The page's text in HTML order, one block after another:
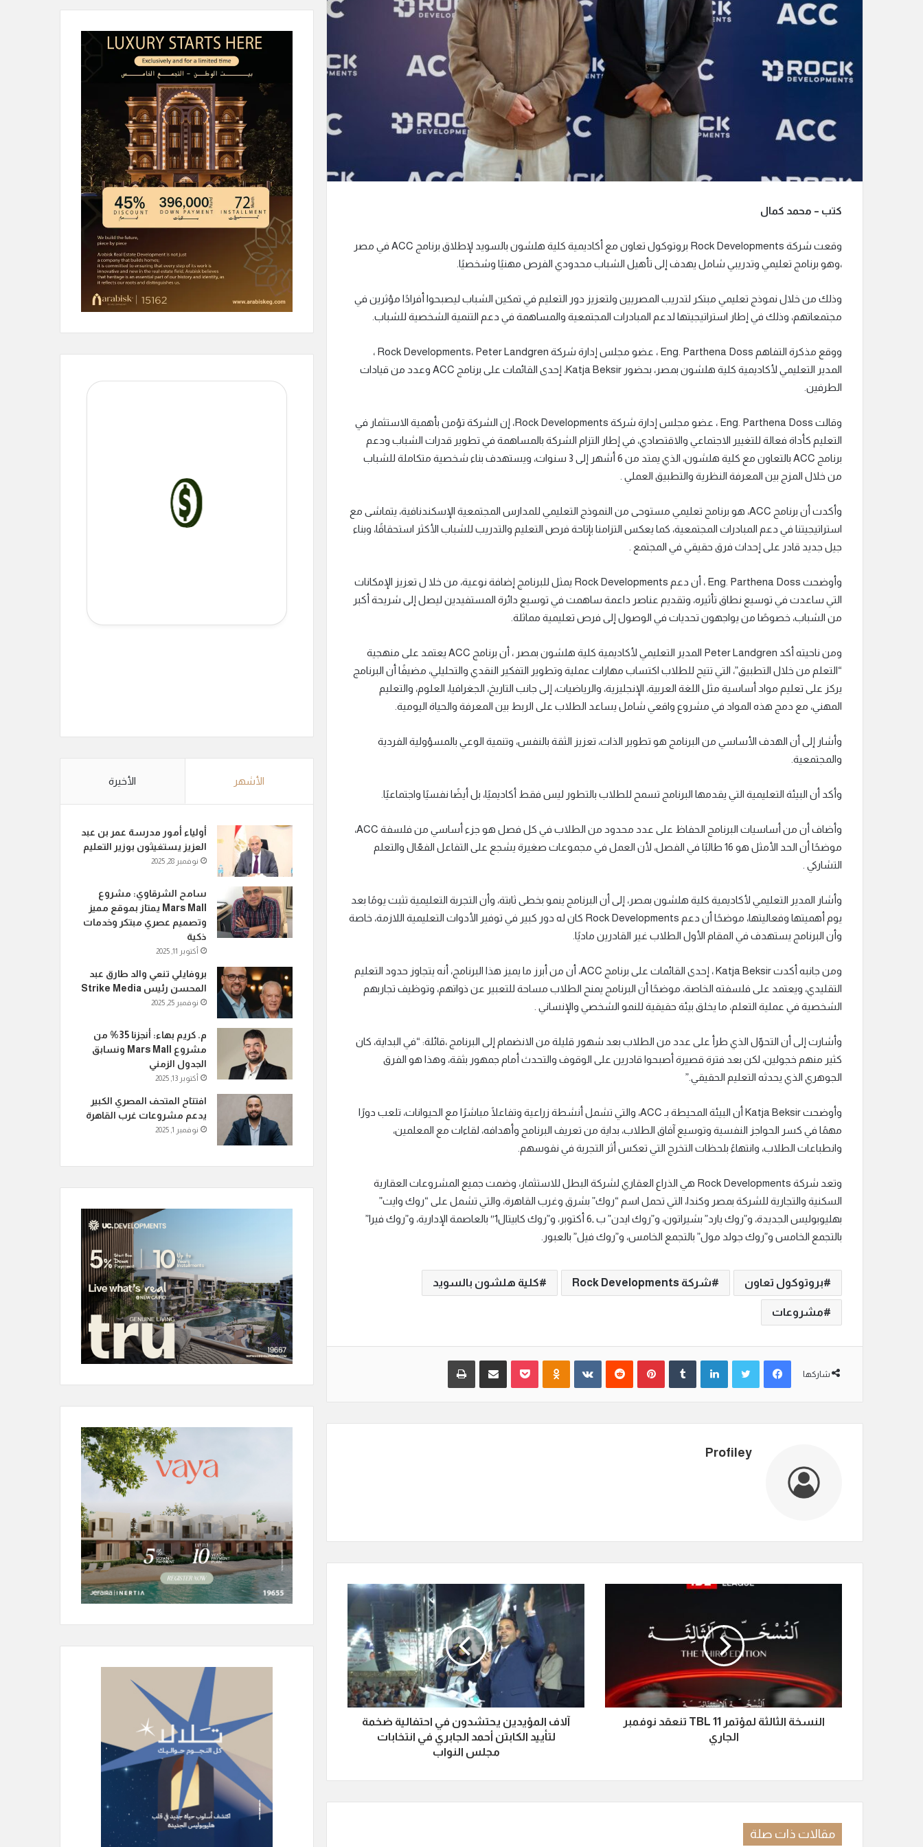
ا
كتب – محمد كمال
وقعت شركة Rock Developments بروتوكول تعاون مع أكاديمية كلية هلشون بالسويد لإطلاق برنامج ACC في مصر
،وهو برنامج تعليمي وتدريبي شامل يهدف إلى تأهيل الشباب محدودي الفرص مهنيًا وشخصيًا.
وذلك من خلال نموذج تعليمي مبتكر لتدريب المصريين ولتعزيز دور التعليم في تمكين الشباب ليصبحوا أفرادًا مؤثرين في
مجتمعاتهم، وذلك في إطار استراتيجيتها لدعم المبادرات المجتمعية والمساهمة في دعم التنمية الشخصية للشباب.
ووقع مذكرة التفاهم Eng. Parthena Doss ، عضو مجلس إدارة شركة Rock Developments، Peter Landgren ،
المدير التعليمي لأكاديمية كلية هلشون بمصر، بحضور Katja Beksir، إحدى القائمات على برنامج ACC وعدد من قيادات
الطرفين.
وقالت Eng. Parthena Doss ، عضو مجلس إدارة شركة Rock Developments، إن الشركة تؤمن بأهمية الاستثمار في
التعليم كأداة فعالة للتغيير الاجتماعي والاقتصادي، في إطار التزام الشركة بالمساهمة في تطوير قدرات الشباب ودعم
برنامج ACC بالتعاون مع كلية هلشون، الذي يمتد من 6 أشهر إلى 3 سنوات، ويستهدف بناء شخصية متكاملة للشباب
من خلال المزج بين المعرفة النظرية والتطبيق العملي .
وأكدت أن برنامج ACC، هو برنامج تعليمي مستوحى من النموذج التعليمي للمدارس المجتمعية الإسكندنافية، يتماشى مع
استراتيجيتنا في دعم المبادرات المجتمعية، كما يعكس التزامنا بإتاحة فرص التعليم والتدريب للشباب الأكثر استحقاقًا، وبناء
جيل جديد قادر على إحداث فرق حقيقي في المجتمع .
وأوضحت Eng. Parthena Doss ، أن دعم Rock Developments يمثل للبرنامج إضافة نوعية، من خلا ل تعزيز الإمكانات
التي ساعدت في توسيع نطاق تأثيره، وتقديم عناصر داعمة ساهمت في توسيع دائرة المستفيدين ليصل إلى شريحة أكبر
من الشباب، خصوصًا من يواجهون تحديات في الوصول إلى فرص تعليمية مماثلة.
ومن ناحيته أكد Peter Landgren المدير التعليمي لأكاديمية كلية هلشون بمصر ، أن برنامج ACC يعتمد على منهجية
“التعلم من خلال التطبيق”، التي تتيح للطلاب اكتساب مهارات عملية وتطوير التفكير النقدي والتحليلي، مضيفًا أن البرنامج
يركز على تعليم مواد أساسية مثل اللغة العربية، الإنجليزية، والرياضيات، إلى جانب التاريخ، الجغرافيا، العلوم، والتعليم
المهني، مع دمج هذه المواد في مشروع واقعي شامل يساعد الطلاب على الربط بين المعرفة والحياة اليومية.
وأشار إلى أن الهدف الأساسي من البرنامج هو تطوير الذات، تعزيز الثقة بالنفس، وتنمية الوعي بالمسؤولية الفردية
والمجتمعية.
وأكد أن البيئة التعليمية التي يقدمها البرنامج تسمح للطلاب بالتطور ليس فقط أكاديميًا، بل أيضًا نفسيًا واجتماعيًا.
وأضاف أن من أساسيات البرنامج الحفاظ على عدد محدود من الطلاب في كل فصل هو جزء أساسي من فلسفة ACC،
موضحًا أن الحد الأمثل هو 16 طالبًا في الفصل، لأن العمل في مجموعات صغيرة يشجع على التفاعل الفعّال والتعلم
التشاركي .
وأشار المدير التعليمي لأكاديمية كلية هلشون بمصر، إلى أن البرنامج ينمو بخطى ثابتة، وأن التجربة التعليمية تثبت يومًا بعد
يوم أهميتها وفعاليتها، موضحًا أن دعم Rock Developments كان له دور كبير في توفير الأدوات التعليمية اللازمة، خاصة
وأن البرنامج يستهدف في المقام الأول الطلاب غير القادرين ماديًا.
ومن جانبه أكدت Katja Beksir ، إحدى القائمات على برنامج ACC، أن من أبرز ما يميز هذا البرنامج، أنه يتجاوز حدود التعليم
التقليدي، ويعتمد على فلسفته الخاصة، موضحًا أن البرنامج يمنح الطلاب مساحة للتعبير عن ذواتهم، وتوظيف تجاربهم
الشخصية في عملية التعلم، ما يخلق بيئة حقيقية للنمو الشخصي والإنساني .
وأشارت إلى أن التحوّل الذي طرأ على عدد من الطلاب بعد شهور قليلة من الانضمام إلى البرنامج ،قائلة: “في البداية، كان
كثير منهم خجولين، لكن بعد فترة قصيرة أصبحوا قادرين على الوقوف والتحدث أمام جمهور بثقة، وهذا هو الفرق
الجوهري الذي يحدثه التعليم الحقيقي.”
وأوضحت Katja Beksir أن البيئة المحيطة بـ ACC، والتي تشمل أنشطة زراعية وتفاعلًا مباشرًا مع الحيوانات، تلعب دورًا
مهمًا في كسر الحواجز النفسية وتوسيع آفاق الطلاب، بداية من تعريف البرنامج وأهدافه، لقاءات مع المعلمين،
وانطباعات الطلاب، وانتهاءً بلحظات التخرج التي تعكس أثر التجربة في نفوسهم.
وتعد شركة Rock Developments هي الذراع العقاري لشركة البطل للاستثمار، وضمت جميع المشروعات العقارية
السكنية والتجارية للشركة بمصر وكندا، التي تحمل اسم “روك” بشرق وغرب القاهرة، والتي تشمل على “روك وايت”
بهليوبوليس الجديدة، و”روك يارد” بشيراتون، و”روك ايدن” ب ـ6 أكتوبر، و”روك كابيتال1″ بالعاصمة الإدارية، و”روك فيرا”
بالتجمع الخامس و”روك جولد مول” بالتجمع الخامس، و”روك فيل” بالعبور.
بروتوكول تعاون شركة Rock Developments كلية هلشون بالسويد
مشروعات
شاركها
فيسبوك لينكدإن بينتيريست ‏VKontakte بوكيت
Profiley
النسخة الثالثة لمؤتمر TBL 11 تنعقد نوفمبر
الجاري
آلاف المؤيدين يحتشدون في احتفالية ضخمة
لتأييد الكابتن أحمد الجابري في انتخابات
مجلس النواب
مقالات ذات صلة
الأشهر الأخيرة
أولياء أمور مدرسة عمر بن عبد
العزيز يستغيثون بوزير التعليم
نوفمبر 28, 2025
سامح الشرقاوي: مشروع
Mars Mall يمتاز بموقع مميز
وتصميم عصري مبتكر وخدمات
ذكية
أكتوبر 11, 2025
بروفايلي تنعي والد طارق عبد
المحسن رئيس Strike Media
نوفمبر 25, 2025
م. كريم بهاء: أنجزنا 35% من
مشروع Mars Mall ونسابق
الجدول الزمني
أكتوبر 13, 2025
افتتاح المتحف المصري الكبير
يدعم مشروعات غرب القاهرة
نوفمبر 1, 2025